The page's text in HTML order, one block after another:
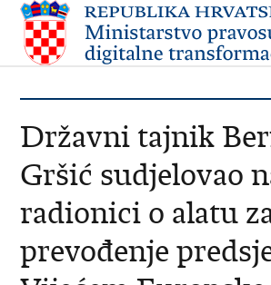
Državni tajnik
Gršić sudjelovao
radionici o alatu
prevođenje